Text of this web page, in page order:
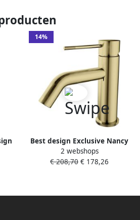
14%
Best design Exclusive Nancy
Polina wastafelmengkraan
laag mat goud
2 webshops
€ 208,70 € 178,26